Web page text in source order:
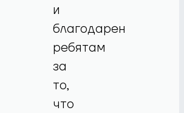
и
благодарен
ребятам
за
то,
что